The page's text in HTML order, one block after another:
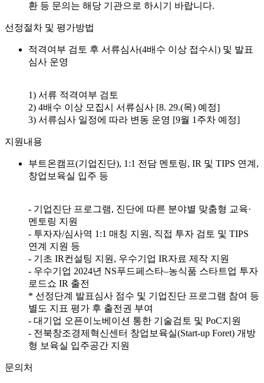
환 등 문의는 해당 기관으로 하시기 바랍니다.
선정절차 및 평가방법
적격여부 검토 후 서류심사(4배수 이상 접수시) 및 발표
심사 운영
1) 서류 적격여부 검토
2) 4배수 이상 모집시 서류심사 [8. 29.(목) 예정]
3) 서류심사 일정에 따라 변동 운영 [9월 1주차 예정]
지원내용
부트온캠프(기업진단), 1:1 전담 멘토링, IR 및 TIPS 연계,
창업보육실 입주 등
- 기업진단 프로그램, 진단에 따른 분야별 맞춤형 교육·
멘토링 지원
- 투자자/심사역 1:1 매칭 지원, 직접 투자 검토 및 TIPS
연계 지원 등
- 기초 IR컨설팅 지원, 우수기업 IR자료 제작 지원
- 우수기업 2024년 NS푸드페스타–농식품 스타트업 투자
로드쇼 IR 출전
* 선정단계 발표심사 점수 및 기업진단 프로그램 참여 등
별도 지표 평가 후 출전권 부여
- 대기업 오픈이노베이션 통한 기술검토 및 PoC지원
- 전북창조경제혁신센터 창업보육실(Start-up Foret) 개방
형 보육실 입주공간 지원
문의처